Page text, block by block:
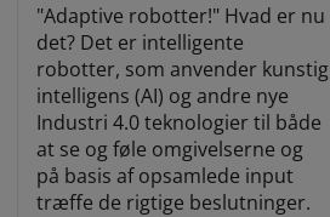
"Adaptive robotter!" Hvad er nu
det? Det er intelligente
robotter, som anvender kunstig
intelligens (AI) og andre nye
Industri 4.0 teknologier til både
at se og føle omgivelserne og
på basis af opsamlede input
træffe de rigtige beslutninger.